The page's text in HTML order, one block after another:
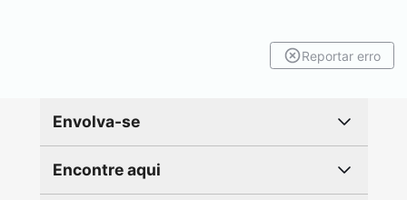
Reportar erro
Envolva-se
Encontre aqui